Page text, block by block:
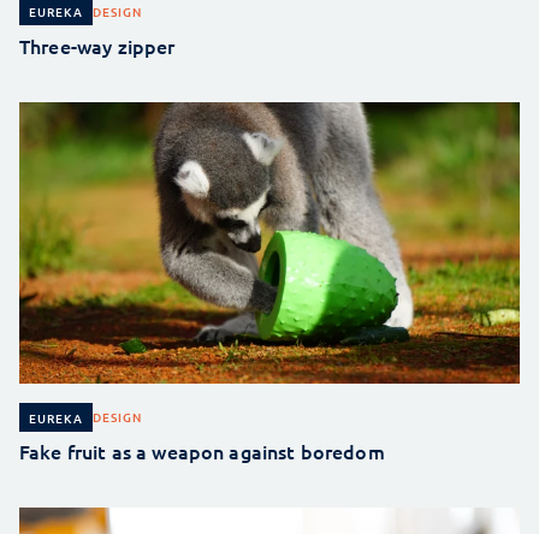
EUREKA DESIGN
Three-way zipper
EUREKA DESIGN
Fake fruit as a weapon against boredom